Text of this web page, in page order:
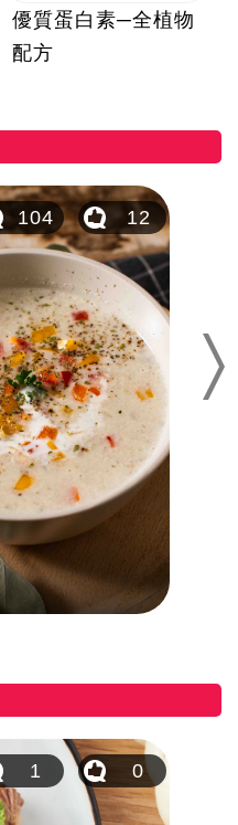
優質蛋白素─全植物
配方
104 12
Next
1 0